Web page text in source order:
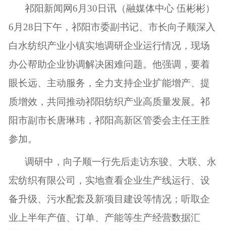
祁阳新闻网6月30日讯（融媒体中心 伍彬彬）
6月28日下午，祁阳市委副书记、市长向子顺深入
白水纺织产业小镇实地调研企业运行情况，现场
办公帮助企业协调解决困难问题。他强调，要着
眼长远、主动服务，全力支持企业扩能增产、提
质增效，共同推动祁阳纺织产业高质量发展。祁
阳市副市长唐琳玮，祁阳高新区管委会主任王胜
参加。
调研中，向子顺一行先后走访东骏、大联、永
宏纺织有限公司，实地查看企业生产线运行、设
备升级、污水配套及新项目建设等情况；听取企
业上半年产值、订单、产能等生产经营数据汇